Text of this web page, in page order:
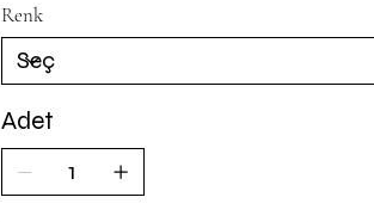
Renk
Adet